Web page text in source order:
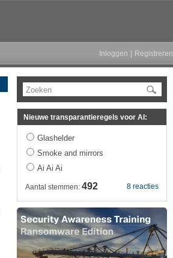
Inloggen Registreren
Zoeken
Nieuwe transparantieregels voor AI:
Glashelder
Smoke and mirrors
Ai Ai Ai
8 reacties
Aantal stemmen: 492